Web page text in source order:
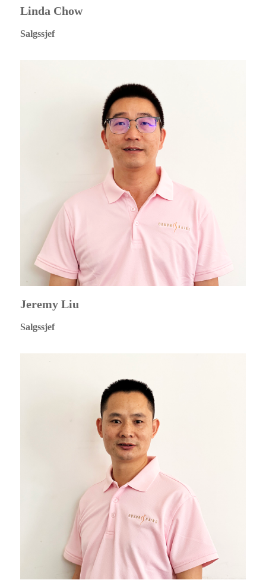
Linda Chow
Salgssjef
Jeremy Liu
Salgssjef